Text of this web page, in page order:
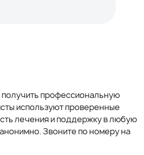
профессиональную
используют проверенные
лечения и поддержку в любую
Звоните по номеру на